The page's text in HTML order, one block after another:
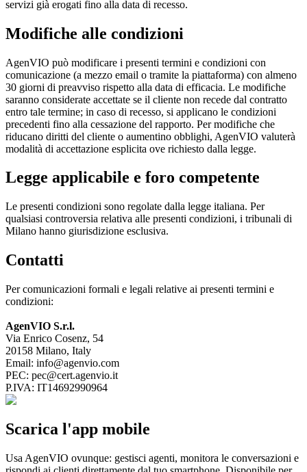
servizi già erogati fino alla data di recesso.
Modifiche alle condizioni
AgenVIO può modificare i presenti termini e condizioni con
comunicazione (a mezzo email o tramite la piattaforma) con almeno
30 giorni di preavviso rispetto alla data di efficacia. Le modifiche
saranno considerate accettate se il cliente non recede dal contratto
entro tale termine; in caso di recesso, si applicano le condizioni
precedenti fino alla cessazione del rapporto. Per modifiche che
riducano diritti del cliente o aumentino obblighi, AgenVIO valuterà
modalità di accettazione esplicita ove richiesto dalla legge.
Legge applicabile e foro competente
Le presenti condizioni sono regolate dalla legge italiana. Per
qualsiasi controversia relativa alle presenti condizioni, i tribunali di
Milano hanno giurisdizione esclusiva.
Contatti
Per comunicazioni formali e legali relative ai presenti termini e
condizioni:
AgenVIO S.r.l.
Via Enrico Cosenz, 54
20158 Milano, Italy
Email: info@agenvio.com
PEC: pec@cert.agenvio.it
P.IVA: IT14692990964
Scarica l'app mobile
Usa AgenVIO ovunque: gestisci agenti, monitora le conversazioni e